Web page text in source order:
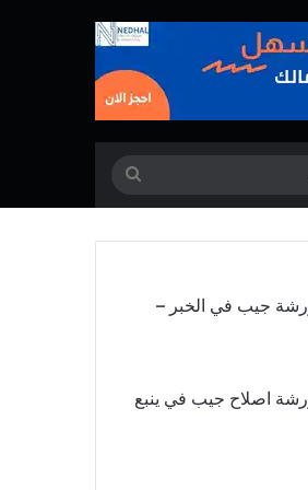
عن
جيب في الخبر –
اصلاح جيب في ينبع